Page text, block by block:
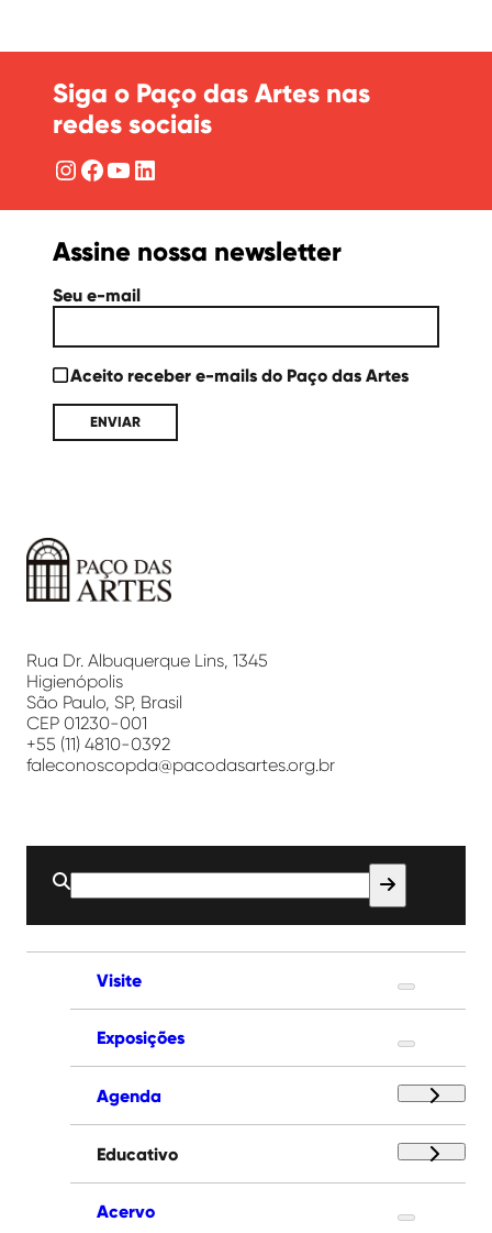
Siga o Paço das Artes nas
redes sociais
Instagram
Facebook
YouTube
LinkedIn
Assine nossa newsletter
Seu e-mail
Aceito receber e-mails do Paço das Artes
Artes
Rua Dr. Albuquerque Lins, 1345
Higienópolis
São Paulo, SP, Brasil
CEP 01230-001
+55 (11) 4810-0392
faleconoscopda@pacodasartes.org.br
Buscar
por:
Visite
Exposições
Agenda
Educativo
Acervo